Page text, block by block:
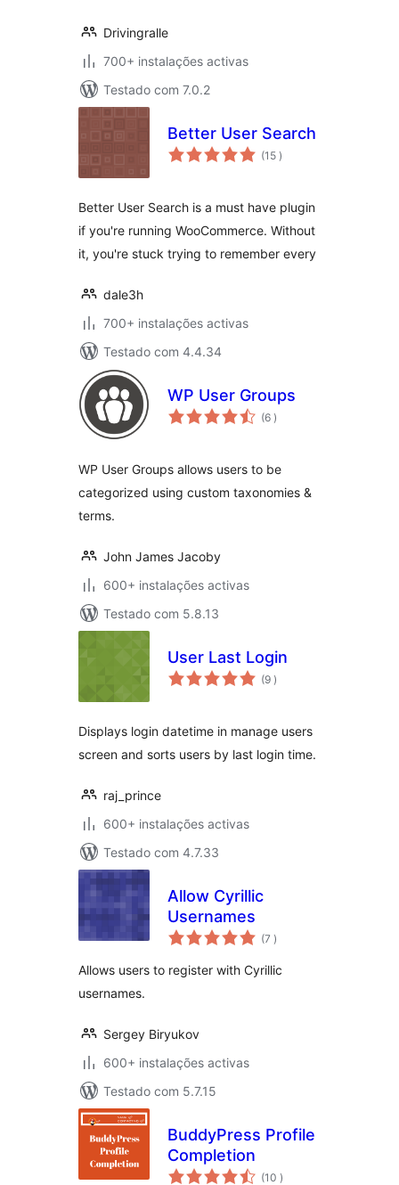
Drivingralle
700+ instalações activas
Testado com 7.0.2
Better User Search
(15 classificações
)
Better User Search is a must have plugin
if you're running WooCommerce. Without
it, you're stuck trying to remember every
dale3h
700+ instalações activas
Testado com 4.4.34
WP User Groups
(6 classificações
)
WP User Groups allows users to be
categorized using custom taxonomies &
terms.
John James Jacoby
600+ instalações activas
Testado com 5.8.13
User Last Login
(9 classificações
)
Displays login datetime in manage users
screen and sorts users by last login time.
raj_prince
600+ instalações activas
Testado com 4.7.33
Allow Cyrillic
Usernames
(7 classificações
)
Allows users to register with Cyrillic
usernames.
Sergey Biryukov
600+ instalações activas
Testado com 5.7.15
BuddyPress Profile
Completion
(10 classificações
)